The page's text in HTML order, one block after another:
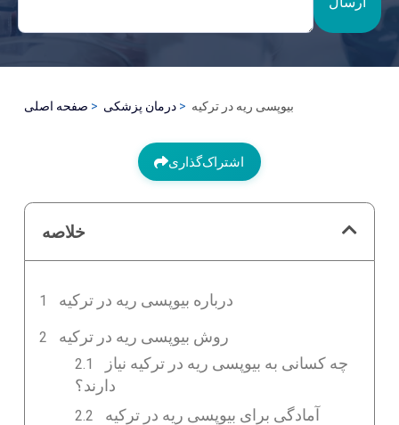
صفحه اصلی درمان پزشکی بیوپسی ریه در ترکیه
اشتراک‌گذاری
خلاصه
درباره بیوپسی ریه در ترکیه
روش بیوپسی ریه در ترکیه
چه کسانی به بیوپسی ریه در ترکیه نیاز
دارند؟
آمادگی برای بیوپسی ریه در ترکیه